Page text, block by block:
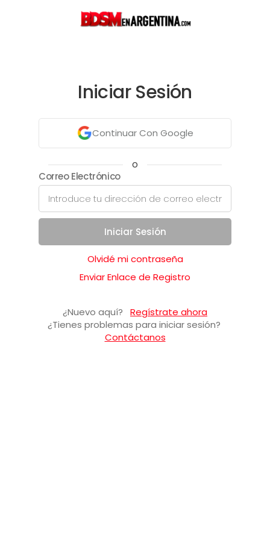
Iniciar Sesión
Continuar Con Google
o
Correo Electrónico
Iniciar Sesión
Olvidé mi contraseña
Enviar Enlace de Registro
¿Nuevo aquí?
Regístrate ahora
¿Tienes problemas para iniciar sesión?
Contáctanos